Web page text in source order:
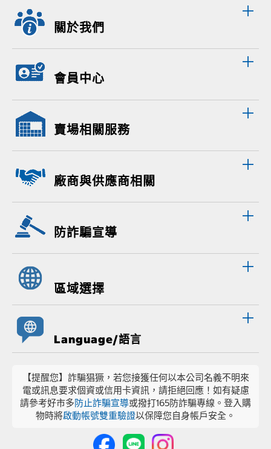
關於我們
會員中心
賣場相關服務
廠商與供應商相關
防詐騙宣導
區域選擇
Language/語言
【提醒您】詐騙猖獗，若您接獲任何以本公司名義不明來
電或訊息要求個資或信用卡資訊，請拒絕回應！如有疑慮
請參考好市多防止詐騙宣導或撥打165防詐騙專線。登入購
物時將啟動帳號雙重驗證以保障您自身帳戶安全。